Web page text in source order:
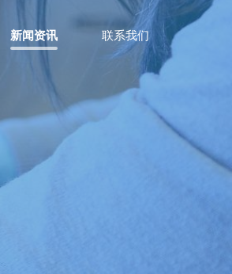
新闻资讯 联系我们